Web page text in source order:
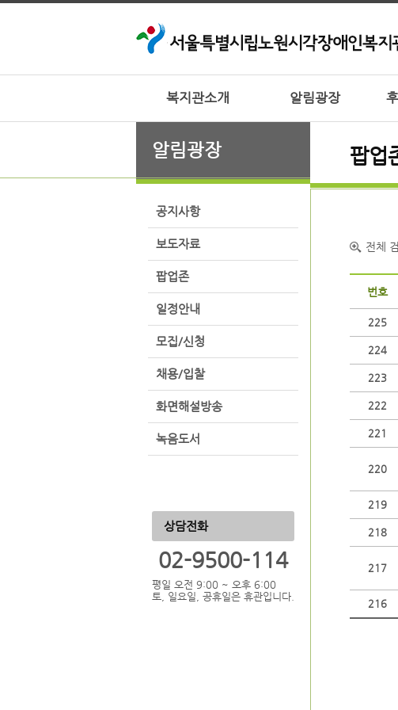
복지관소개 알림광장
알림광장
공지사항
보도자료
팝업존
일정안내
모집/신청
채용/입찰
화면해설방송
녹음도서
상담전화
02-9500-114
평일 오전 9:00 ~ 오후 6:00
토, 일요일, 공휴일은 휴관입니다.
팝업
전체
번호
225
224
223
222
221
220
219
218
217
216